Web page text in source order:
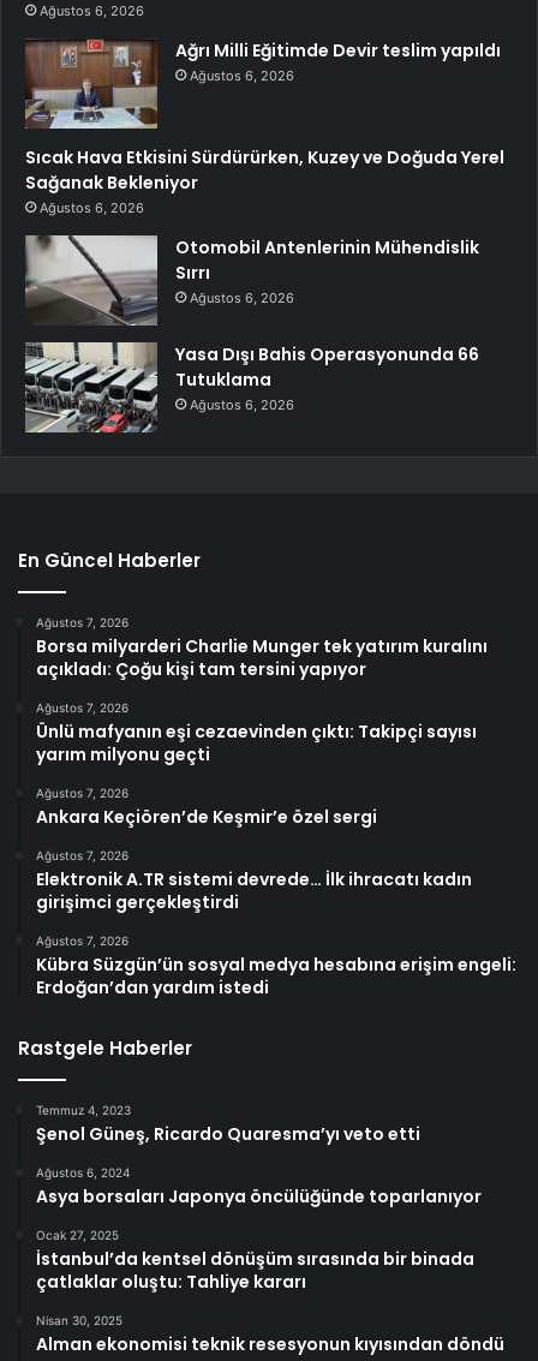
Ağustos 6, 2026
Ağrı Milli Eğitimde Devir teslim yapıldı
Ağustos 6, 2026
Sıcak Hava Etkisini Sürdürürken, Kuzey ve Doğuda Yerel
Sağanak Bekleniyor
Ağustos 6, 2026
Otomobil Antenlerinin Mühendislik
Sırrı
Ağustos 6, 2026
Yasa Dışı Bahis Operasyonunda 66
Tutuklama
Ağustos 6, 2026
En Güncel Haberler
Ağustos 7, 2026
Borsa milyarderi Charlie Munger tek yatırım kuralını
açıkladı: Çoğu kişi tam tersini yapıyor
Ağustos 7, 2026
Ünlü mafyanın eşi cezaevinden çıktı: Takipçi sayısı
yarım milyonu geçti
Ağustos 7, 2026
Ankara Keçiören’de Keşmir’e özel sergi
Ağustos 7, 2026
Elektronik A.TR sistemi devrede… İlk ihracatı kadın
girişimci gerçekleştirdi
Ağustos 7, 2026
Kübra Süzgün’ün sosyal medya hesabına erişim engeli:
Erdoğan’dan yardım istedi
Rastgele Haberler
Temmuz 4, 2023
Şenol Güneş, Ricardo Quaresma’yı veto etti
Ağustos 6, 2024
Asya borsaları Japonya öncülüğünde toparlanıyor
Ocak 27, 2025
İstanbul’da kentsel dönüşüm sırasında bir binada
çatlaklar oluştu: Tahliye kararı
Nisan 30, 2025
Alman ekonomisi teknik resesyonun kıyısından döndü